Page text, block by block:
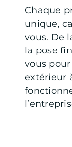
Chaque
unique,
vous. De
la pose
vous
extérieur